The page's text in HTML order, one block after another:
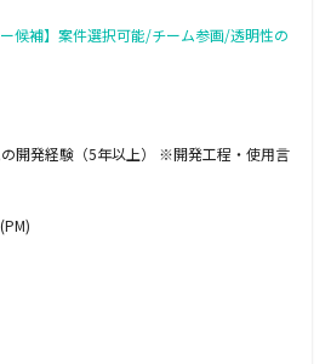
ー候補】案件選択可能/チーム参画/透明性の
開発経験（5年以上） ※開発工程・使用言